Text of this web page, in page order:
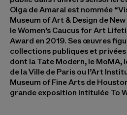
Olga de Amaral est nommée
Museum of Art & Design de
le Women’s Caucus for Art
Award en 2019. Ses œuvres
collections publiques et
dont la Tate Modern, le MoMA,
de la Ville de Paris ou l’Art
Museum of Fine Arts de
grande exposition intitulée To